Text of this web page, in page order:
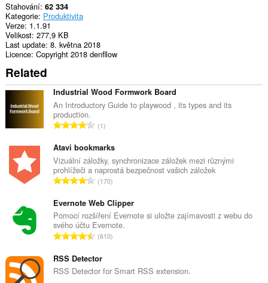
Stahování 62 334
Kategorie Produktivita
Verze 1.1.91
Velikost 277,9 KB
Last update 8. května 2018
Licence Copyright 2018 denfllow
Related
Industrial Wood Formwork Board
An Introductory Guide to playwood , its types and its
production.
C
l
k
o
v
p
o
č
e
t
h
1
Atavi bookmarks
Vizuální záložky, synchronizace záložek mezi různými
prohlížeči a naprostá bezpečnost vašich záložek
C
l
k
o
v
p
o
170
Evernote Web Clipper
Pomocí rozšíření Evernote si uložte zajímavosti z webu do
svého účtu Evernote.
C
l
k
610
RSS Detector
RSS Detector for Smart RSS extension.